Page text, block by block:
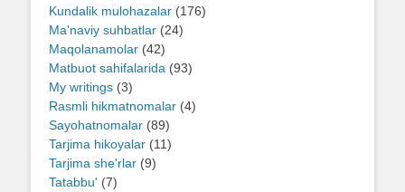
Kundalik mulohazalar (176)
Ma'naviy suhbatlar (24)
Maqolanamolar (42)
Matbuot sahifalarida (93)
My writings (3)
Rasmli hikmatnomalar (4)
Sayohatnomalar (89)
Tarjima hikoyalar (11)
Tarjima she'rlar (9)
Tatabbu' (7)